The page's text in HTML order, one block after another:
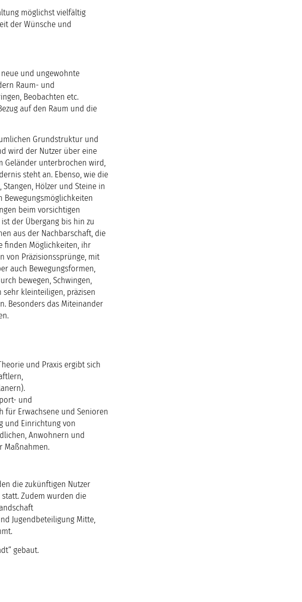
möglichst vielfältig
der Wünsche und
und ungewohnte
Raum- und
Beobachten etc.
auf den Raum und die
Grundstruktur und
wird der Nutzer über eine
Geländer unterbrochen wird,
steht an. Ebenso, wie die
Hölzer und Steine in
Bewegungsmöglichkeiten
beim vorsichtigen
der Übergang bis hin zu
aus der Nachbarschaft, die
finden Möglichkeiten, ihr
von Präzisionssprünge, mit
auch Bewegungsformen,
bewegen, Schwingen,
sehr kleinteiligen, präzisen
Besonders das Miteinander
und Praxis ergibt sich
und
für Erwachsene und Senioren
und Einrichtung von
Anwohnern und
Maßnahmen.
die zukünftigen Nutzer
Zudem wurden die
Jugendbeteiligung Mitte,
gebaut.